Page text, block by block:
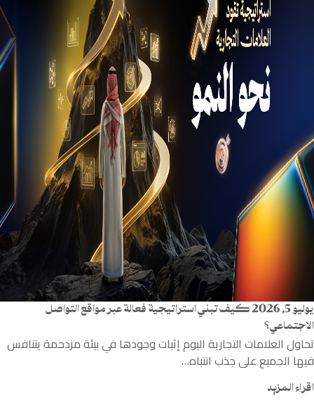
يوليو 5, 2026
كيف تبني استراتيجية فعالة عبر مواقع التواصل
الاجتماعي؟
تحاول العلامات التجارية اليوم إثبات وجودها في بيئة مزدحمة يتنافس
فيها الجميع على جذب انتباه…
اقراء المزيد